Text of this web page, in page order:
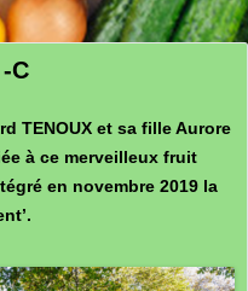
C
TENOUX et sa fille Aurore
à ce merveilleux fruit
en novembre 2019 la